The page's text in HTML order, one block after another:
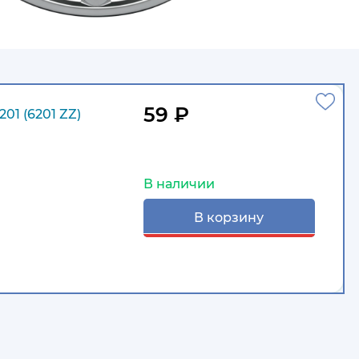
(6201 ZZ) 59 ₽
В наличии
В корзину